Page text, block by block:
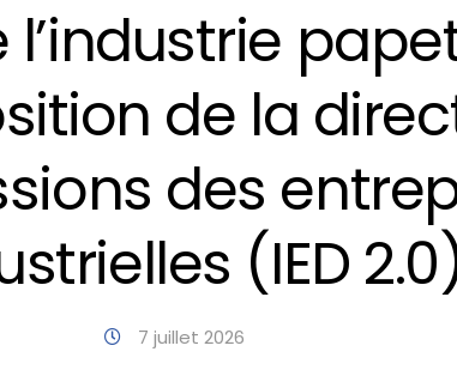
l’industrie
de la
des
(IED
7 juillet 2026